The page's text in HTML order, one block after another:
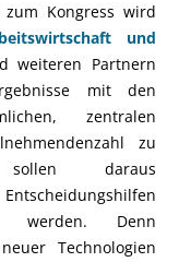
zum Kongress wird
und
weiteren Partnern
mit den
zentralen
zu
sollen daraus
werden. Denn
Technologien